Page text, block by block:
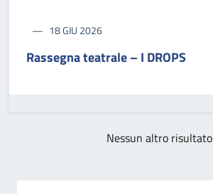
18 GIU 2026
Rassegna teatrale – I DROPS
Nessun altro risultato